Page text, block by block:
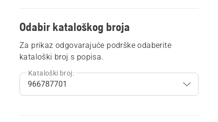
Odabir kataloškog broja
Za prikaz odgovarajuće podrške odaberite
kataloški broj s popisa.
Kataloški broj: